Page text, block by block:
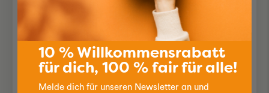
Nussriegel Paule Nuss-
Kirsche BIO
35g
2.90
10 % Willkommensrabatt
für dich, 100 % fair für alle!
Melde dich für unseren Newsletter an und